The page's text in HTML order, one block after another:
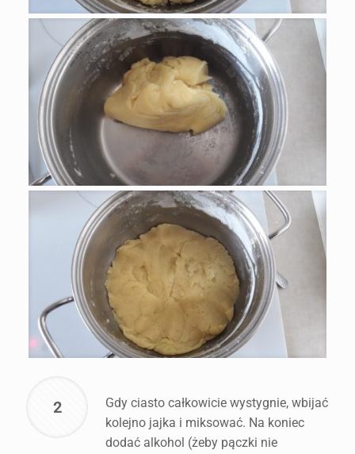
2
Gdy ciasto całkowicie wystygnie, wbijać
kolejno jajka i miksować. Na koniec
dodać alkohol (żeby pączki nie